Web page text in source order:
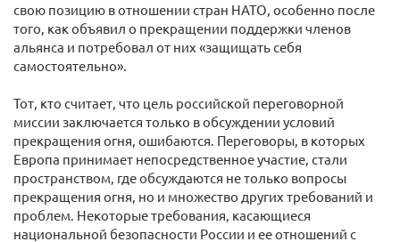
свою позицию в отношении стран НАТО, особенно после
того, как объявил о прекращении поддержки членов
альянса и потребовал от них «защищать себя
самостоятельно».
Тот, кто считает, что цель российской переговорной
миссии заключается только в обсуждении условий
прекращения огня, ошибаются. Переговоры, в которых
Европа принимает непосредственное участие, стали
пространством, где обсуждаются не только вопросы
прекращения огня, но и множество других требований и
проблем. Некоторые требования, касающиеся
национальной безопасности России и ее отношений с